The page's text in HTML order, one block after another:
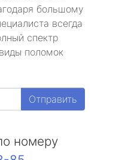
большому
всегда
спектр
поломок
Отправить
номеру